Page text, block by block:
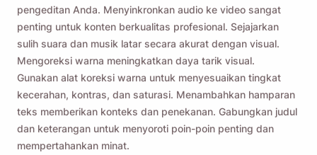
pengeditan Anda. Menyinkronkan audio ke video sangat
penting untuk konten berkualitas profesional. Sejajarkan
sulih suara dan musik latar secara akurat dengan visual.
Mengoreksi warna meningkatkan daya tarik visual.
Gunakan alat koreksi warna untuk menyesuaikan tingkat
kecerahan, kontras, dan saturasi. Menambahkan hamparan
teks memberikan konteks dan penekanan. Gabungkan judul
dan keterangan untuk menyoroti poin-poin penting dan
mempertahankan minat.